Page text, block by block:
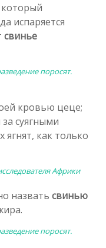
который
испаряется
свинье
поросят.
кровью цеце;
суягными
как только
Африки
назвать свинью
поросят.